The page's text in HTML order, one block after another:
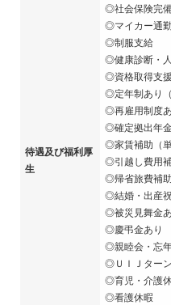
待遇及び福利厚
生
◎社会保険完
◎マイカー通
◎制服支給
◎健康診断・
◎資格取得支援
◎定年制あり（
◎再雇用制度
◎確定拠出年
◎家賃補助（
◎引越し費用
◎帰省旅費補助
◎結婚・出産
◎被災見舞金
◎慶弔金あり
◎親睦会・忘
◎ＵＩＪター
◎育児・介護
◎看護休暇